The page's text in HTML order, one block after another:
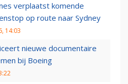
verplaatst komende
op route naar Sydney
14:03
nieuwe documentaire
bij Boeing